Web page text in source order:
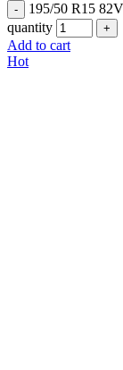
195/50 R15
quantity
Add to cart
Hot